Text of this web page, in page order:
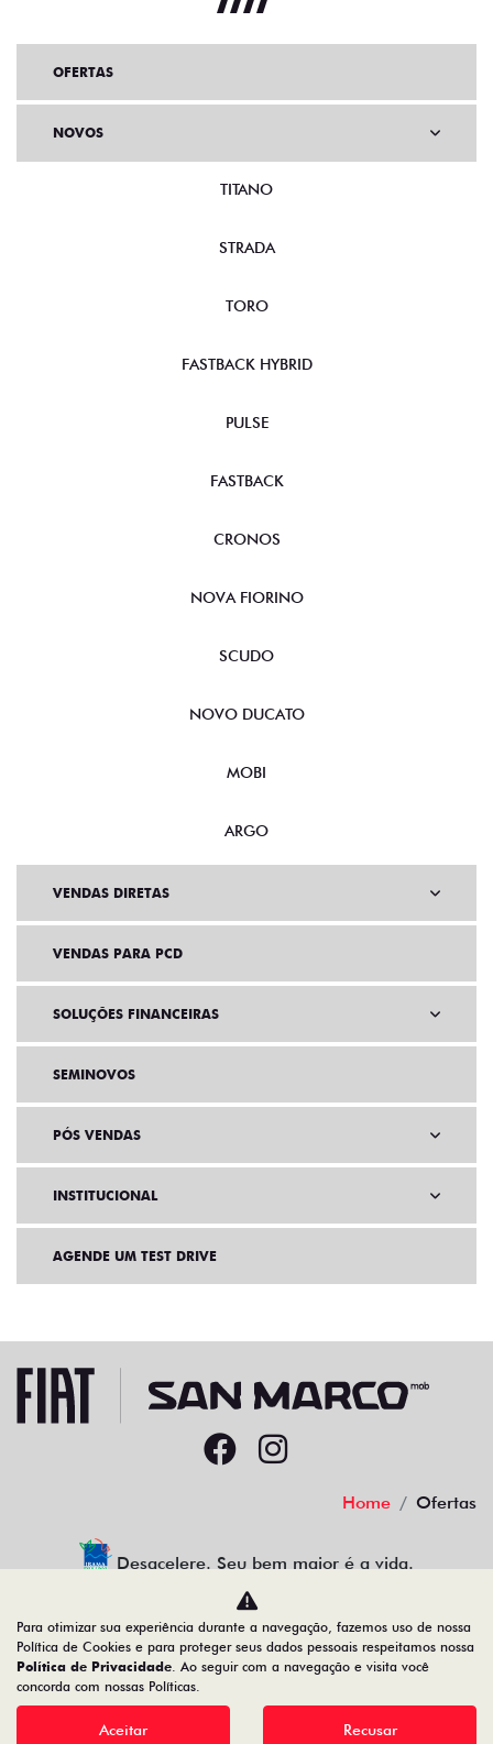
OFERTAS
NOVOS
TITANO
STRADA
TORO
FASTBACK HYBRID
PULSE
FASTBACK
CRONOS
NOVA FIORINO
SCUDO
NOVO DUCATO
MOBI
ARGO
VENDAS DIRETAS
VENDAS PARA PCD
SOLUÇÕES FINANCEIRAS
SEMINOVOS
PÓS VENDAS
INSTITUCIONAL
AGENDE UM TEST DRIVE
Home Ofertas
Desacelere. Seu bem maior é a vida.
22.204.101/0001-17
Desenvolvido pela DEALERSPACE ® Direitos Reservados.
Para otimizar sua experiência durante a navegação, fazemos uso de nossa
Política de Cookies e para proteger seus dados pessoais respeitamos nossa
Política de Privacidade. Ao seguir com a navegação e visita você
concorda com nossas Políticas.
Aceitar Recusar